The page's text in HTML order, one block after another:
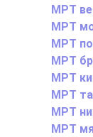
МРТ
МРТ
МРТ
МРТ
МРТ
МРТ
МРТ
МРТ